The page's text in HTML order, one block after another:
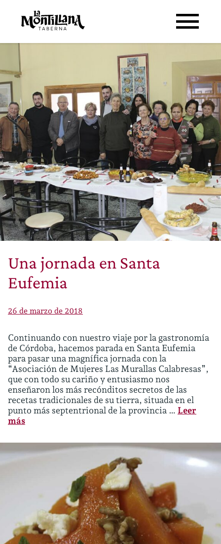
Una jornada en Santa
Eufemia
26 de marzo de 2018
Continuando con nuestro viaje por la gastronomía
de Córdoba, hacemos parada en Santa Eufemia
para pasar una magnífica jornada con la
“Asociación de Mujeres Las Murallas Calabresas”,
que con todo su cariño y entusiasmo nos
enseñaron los más recónditos secretos de las
recetas tradicionales de su tierra, situada en el
punto más septentrional de la provincia … Leer
más